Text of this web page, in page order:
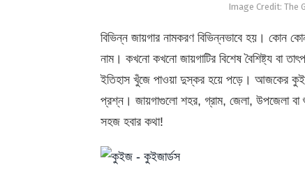
Image Credit: The
বিভিন্ন জায়গার নামকরণ বিভিন্নভাবে হয়। কোন
নাম। কখনো কখনো জায়গাটির বিশেষ বৈশিষ্ট্য বা
ইতিহাস খুঁজে পাওয়া দুস্কর হয়ে পড়ে। আজকের কুইজে
প্রশ্ন। জায়গাগুলো শহর, গ্রাম, জেলা, উপজেলা
সহজ হবার কথা!